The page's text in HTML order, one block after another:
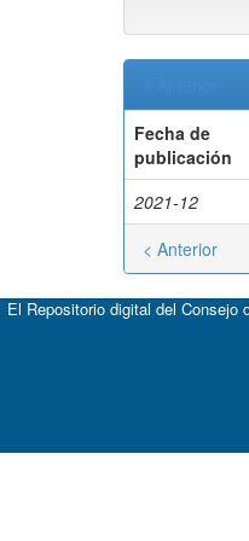
Fecha de
publicación
2021-12
< Anterior
El Repositorio digital del